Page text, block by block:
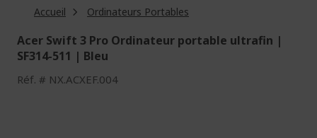
Accueil Ordinateurs Portables
Acer Swift 3 Pro Ordinateur portable ultrafin |
SF314-511 | Bleu
Réf. NX.ACXEF.004